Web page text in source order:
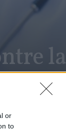
or
to
la